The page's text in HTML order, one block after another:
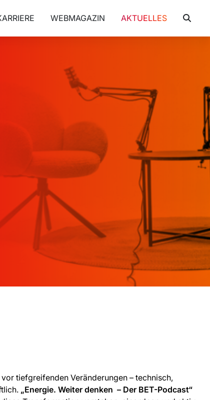
WEBMAGAZIN AKTUELLES
tiefgreifenden Veränderungen – technisch,
„Energie. Weiter denken – Der BET-Podcast“